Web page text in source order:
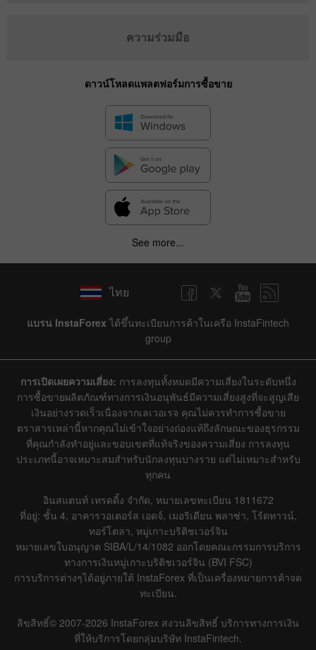
ความร่วมมือ
ดาวน์โหลดแพลตฟอร์มการซื้อขาย
See more...
ไทย
แบรน InstaForex ได้ขึ้นทะเบียนการค้าในเครือ InstaFintech
group
การเปิดเผยความเสี่ยง: การลงทุนทั้งหมดมีความเสี่ยงในระดับหนึ่ง
การซื้อขายผลิตภัณฑ์ทางการเงินอนุพันธ์มีความเสี่ยงสูงที่จะสูญเสีย
เงินอย่างรวดเร็วเนื่องจากเลเวอเรจ คุณไม่ควรทำการซื้อขาย
ตราสารเหล่านี้หากคุณไม่เข้าใจอย่างถ่องแท้ถึงลักษณะของธุรกรรม
ที่คุณกำลังทำอยู่และขอบเขตที่แท้จริงของความเสี่ยง การลงทุน
ประเภทนี้อาจเหมาะสมสำหรับนักลงทุนบางราย แต่ไม่เหมาะสำหรับ
ทุกคน
อินสแตนท์ เทรดดิ้ง จำกัด, หมายเลขทะเบียน 1811672
ที่อยู่: ชั้น 4, อาคารวอเตอร์ส เอดจ์, เมอริเดียน พลาซ่า, โร้ดทาวน์,
ทอร์โตลา, หมู่เกาะบริติชเวอร์จิน
หมายเลขใบอนุญาต SIBA/L/14/1082 ออกโดยคณะกรรมการบริการ
ทางการเงินหมู่เกาะบริติชเวอร์จิน (BVI FSC)
การบริการต่างๆได้อยู่ภายใต้ InstaForex ที่เป็นเครื่องหมายการค้าจด
ทะเบียน.
ลิขสิทธิ์© 2007-2026 InstaForex สงวนลิขสิทธิ์ บริการทางการเงิน
ที่ให้บริการโดยกลุ่มบริษัท InstaFintech.